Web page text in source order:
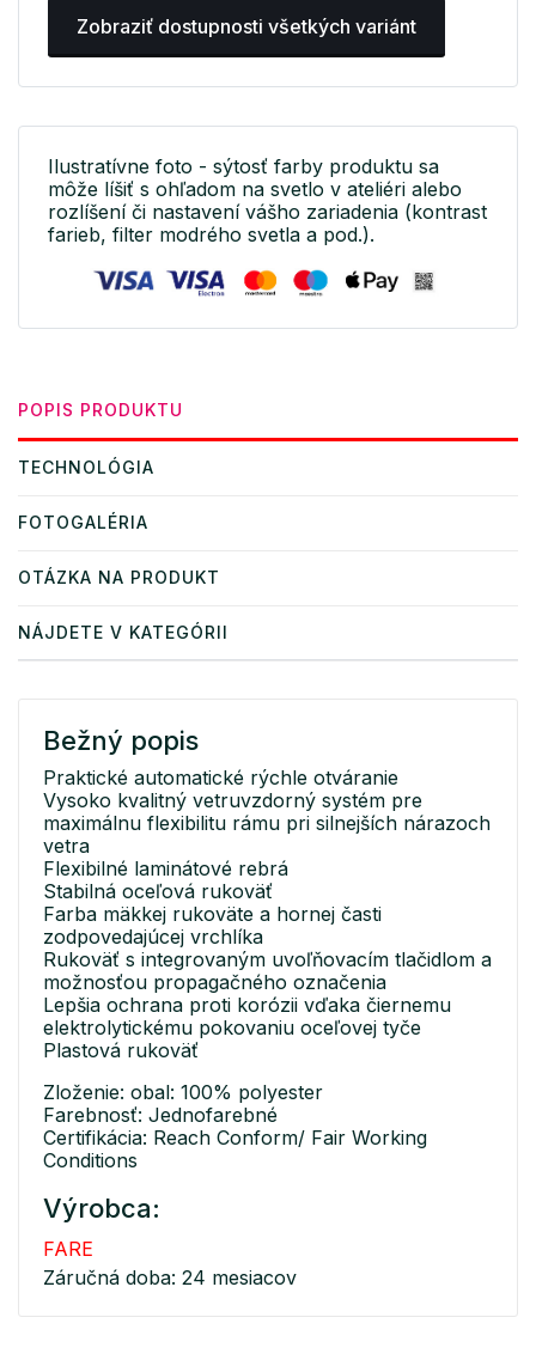
Zobraziť dostupnosti všetkých variánt
Ilustratívne foto - sýtosť farby produktu sa
môže líšiť s ohľadom na svetlo v ateliéri alebo
rozlíšení či nastavení vášho zariadenia (kontrast
farieb, filter modrého svetla a pod.).
POPIS PRODUKTU
TECHNOLÓGIA
FOTOGALÉRIA
OTÁZKA NA PRODUKT
NÁJDETE V KATEGÓRII
Bežný popis
Praktické automatické rýchle otváranie
Vysoko kvalitný vetruvzdorný systém pre
maximálnu flexibilitu rámu pri silnejších nárazoch
vetra
Flexibilné laminátové rebrá
Stabilná oceľová rukoväť
Farba mäkkej rukoväte a hornej časti
zodpovedajúcej vrchlíka
Rukoväť s integrovaným uvoľňovacím tlačidlom a
možnosťou propagačného označenia
Lepšia ochrana proti korózii vďaka čiernemu
elektrolytickému pokovaniu oceľovej tyče
Plastová rukoväť
Zloženie: obal: 100% polyester
Farebnosť: Jednofarebné
Certifikácia: Reach Conform/ Fair Working
Conditions
Výrobca:
FARE
Záručná doba: 24 mesiacov